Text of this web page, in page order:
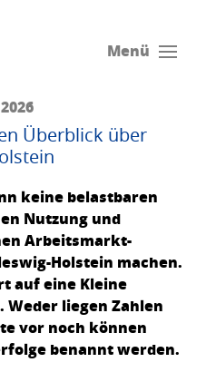
Menü
Überblick über
keine belastbaren
Nutzung und
Arbeitsmarkt-
Holstein machen.
auf eine Kleine
Weder liegen Zahlen
vor noch können
benannt werden.